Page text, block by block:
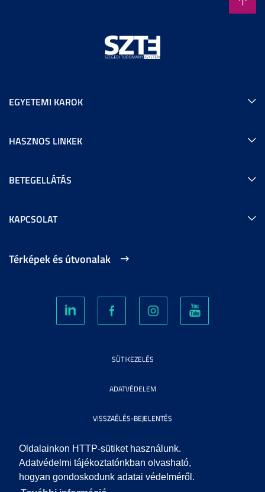
Oldalainkon HTTP-sütiket használunk.
Adatvédelmi tájékoztatónkban olvasható,
hogyan gondoskodunk adatai védelméről.
EGYETEMI KAROK
HASZNOS LINKEK
BETEGELLÁTÁS
KAPCSOLAT
Térképek és útvonalak
SÜTIKEZELÉS
ADATVÉDELEM
VISSZAÉLÉS-BEJELENTÉS
KÖZÉRDEKŰ ADATOK
IMPRESSZUM